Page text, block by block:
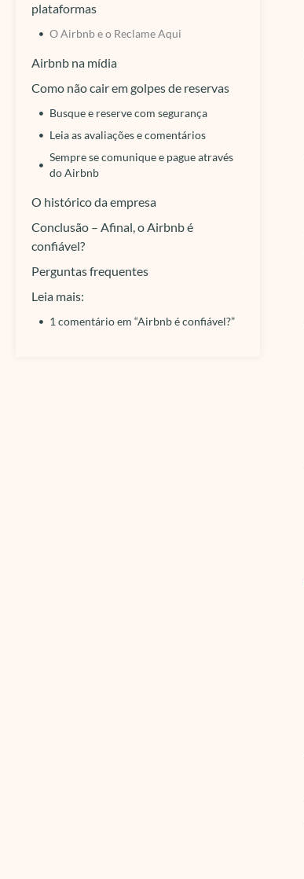
plataformas
O Airbnb e o Reclame Aqui
Airbnb na mídia
Como não cair em golpes de reservas
Busque e reserve com segurança
Leia as avaliações e comentários
Sempre se comunique e pague através
do Airbnb
O histórico da empresa
Conclusão – Afinal, o Airbnb é
confiável?
Perguntas frequentes
Leia mais:
1 comentário em “Airbnb é confiável?”